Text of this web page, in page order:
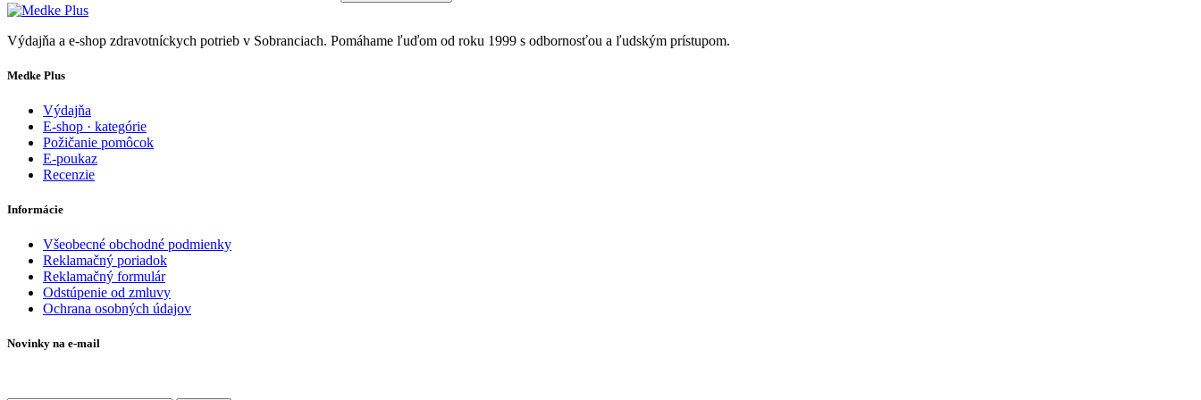
Výdajňa a e-shop zdravotníckych potrieb v Sobranciach. Pomáhame ľuďom od roku 1999 s odbornosťou a ľudským prístupom.
Medke Plus
Výdajňa
E-shop · kategórie
Požičanie pomôcok
E-poukaz
Recenzie
Informácie
Všeobecné obchodné podmienky
Reklamačný poriadok
Reklamačný formulár
Odstúpenie od zmluvy
Ochrana osobných údajov
Novinky na e-mail